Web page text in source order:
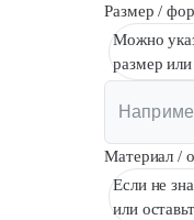
Размер /
Можно
размер
Материал /
Если не
или